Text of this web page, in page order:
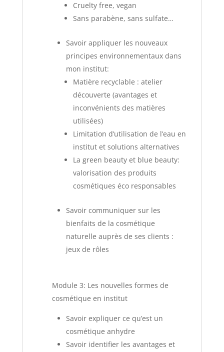
Cruelty free, vegan
Sans parabène, sans sulfate…
Savoir appliquer les nouveaux
principes environnementaux dans
mon institut:
Matière recyclable : atelier
découverte (avantages et
inconvénients des matières
utilisées)
Limitation d’utilisation de l’eau en
institut et solutions alternatives
La green beauty et blue beauty:
valorisation des produits
cosmétiques éco responsables
Savoir communiquer sur les
bienfaits de la cosmétique
naturelle auprès de ses clients :
jeux de rôles
Module 3: Les nouvelles formes de
cosmétique en institut
Savoir expliquer ce qu’est un
cosmétique anhydre
Savoir identifier les avantages et